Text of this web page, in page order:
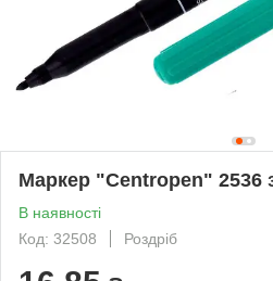
Маркер "Centropen" 2536
В наявності
Код: 32508
Роздріб